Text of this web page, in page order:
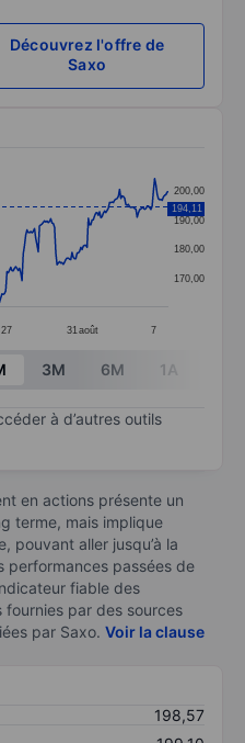
Découvrez l'offre de
Saxo
categories.
values. Data
27 31 août 7
170,00
180,00
190,00
200,00
194,11
3M 6M 1A
à d’autres outils
en actions présente un
terme, mais implique
pouvant aller jusqu’à la
performances passées de
fiable des
par des sources
par Saxo. Voir la clause
198,57